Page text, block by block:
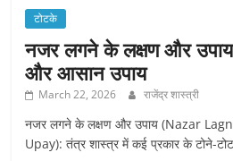
टोटके
नजर लगने के लक्षण और
और आसान उपाय
March 22, 2026 राजेंद्र शास्त्री
नजर लगने के लक्षण और उपाय (Nazar
Upay): तंत्र शास्त्र में कई प्रकार के टोने-